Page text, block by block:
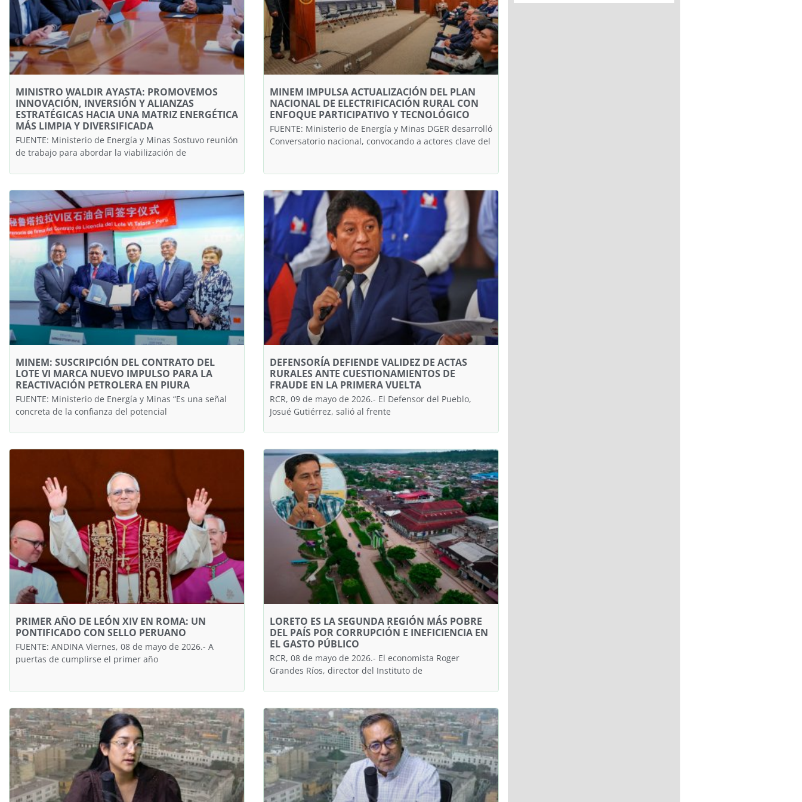
MINISTRO WALDIR AYASTA: PROMOVEMOS
INNOVACIÓN, INVERSIÓN Y ALIANZAS
ESTRATÉGICAS HACIA UNA MATRIZ ENERGÉTICA
MÁS LIMPIA Y DIVERSIFICADA
FUENTE: Ministerio de Energía y Minas Sostuvo reunión
de trabajo para abordar la viabilización de
MINEM IMPULSA ACTUALIZACIÓN DEL PLAN
NACIONAL DE ELECTRIFICACIÓN RURAL CON
ENFOQUE PARTICIPATIVO Y TECNOLÓGICO
FUENTE: Ministerio de Energía y Minas DGER desarrolló
Conversatorio nacional, convocando a actores clave del
MINEM: SUSCRIPCIÓN DEL CONTRATO DEL
LOTE VI MARCA NUEVO IMPULSO PARA LA
REACTIVACIÓN PETROLERA EN PIURA
FUENTE: Ministerio de Energía y Minas “Es una señal
concreta de la confianza del potencial
DEFENSORÍA DEFIENDE VALIDEZ DE ACTAS
RURALES ANTE CUESTIONAMIENTOS DE
FRAUDE EN LA PRIMERA VUELTA
RCR, 09 de mayo de 2026.- El Defensor del Pueblo,
Josué Gutiérrez, salió al frente
PRIMER AÑO DE LEÓN XIV EN ROMA: UN
PONTIFICADO CON SELLO PERUANO
FUENTE: ANDINA Viernes, 08 de mayo de 2026.- A
puertas de cumplirse el primer año
LORETO ES LA SEGUNDA REGIÓN MÁS POBRE
DEL PAÍS POR CORRUPCIÓN E INEFICIENCIA EN
EL GASTO PÚBLICO
RCR, 08 de mayo de 2026.- El economista Roger
Grandes Ríos, director del Instituto de